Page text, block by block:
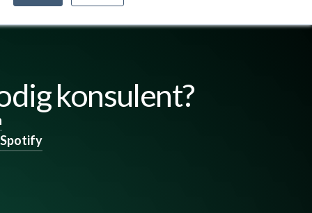
konsulent?
Spotify